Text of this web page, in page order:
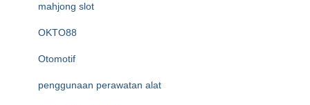
mahjong slot
OKTO88
Otomotif
penggunaan perawatan alat